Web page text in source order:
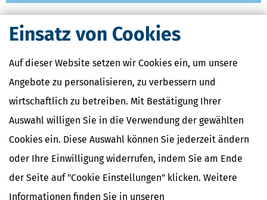
Einsatz von Cookies
Auf dieser Website setzen wir Cookies ein, um unsere
Angebote zu personalisieren, zu verbessern und
wirtschaftlich zu betreiben. Mit Bestätigung Ihrer
Auswahl willigen Sie in die Verwendung der gewählten
Cookies ein. Diese Auswahl können Sie jederzeit ändern
oder Ihre Einwilligung widerrufen, indem Sie am Ende
der Seite auf "Cookie Einstellungen" klicken. Weitere
Informationen finden Sie in unseren
Plötzlich Pflege nötig: Was Angehörige jetzt wissen müssen
12.05.2026, 06:24 Uhr ]
Pflegebedürftigkeit kann plötzlich oder